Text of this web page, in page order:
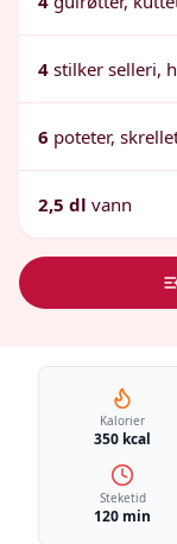
4 stilker selleri,
6 poteter,
2,5 dl vann
Kalorier
350 kcal
Steketid
120 min